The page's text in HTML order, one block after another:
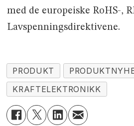
med de europeiske RoHS-,
Lavspenningsdirektivene.
PRODUKT
KRAFTELEKTRONIKK